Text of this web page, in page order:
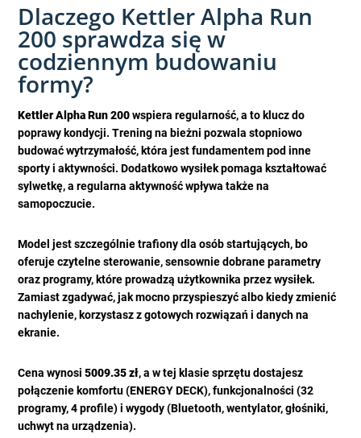
Dlaczego Kettler Alpha Run
200 sprawdza się w
codziennym budowaniu
formy?
Kettler Alpha Run 200wspiera regularność, a to klucz do
poprawy kondycji. Trening na bieżni pozwala stopniowo
budować wytrzymałość, która jest fundamentem pod inne
sporty i aktywności. Dodatkowo wysiłek pomaga kształtować
sylwetkę, a regularna aktywność wpływa także na
samopoczucie.
Model jest szczególnie trafiony dla osób startujących, bo
oferuje czytelne sterowanie, sensownie dobrane parametry
oraz programy, które prowadzą użytkownika przez wysiłek.
Zamiast zgadywać, jak mocno przyspieszyć albo kiedy zmienić
nachylenie, korzystasz z gotowych rozwiązań i danych na
ekranie.
Cena wynosi5009.35 zł, a w tej klasie sprzętu dostajesz
połączenie komfortu (ENERGY DECK), funkcjonalności (32
programy, 4 profile) i wygody (Bluetooth, wentylator, głośniki,
uchwyt na urządzenia).